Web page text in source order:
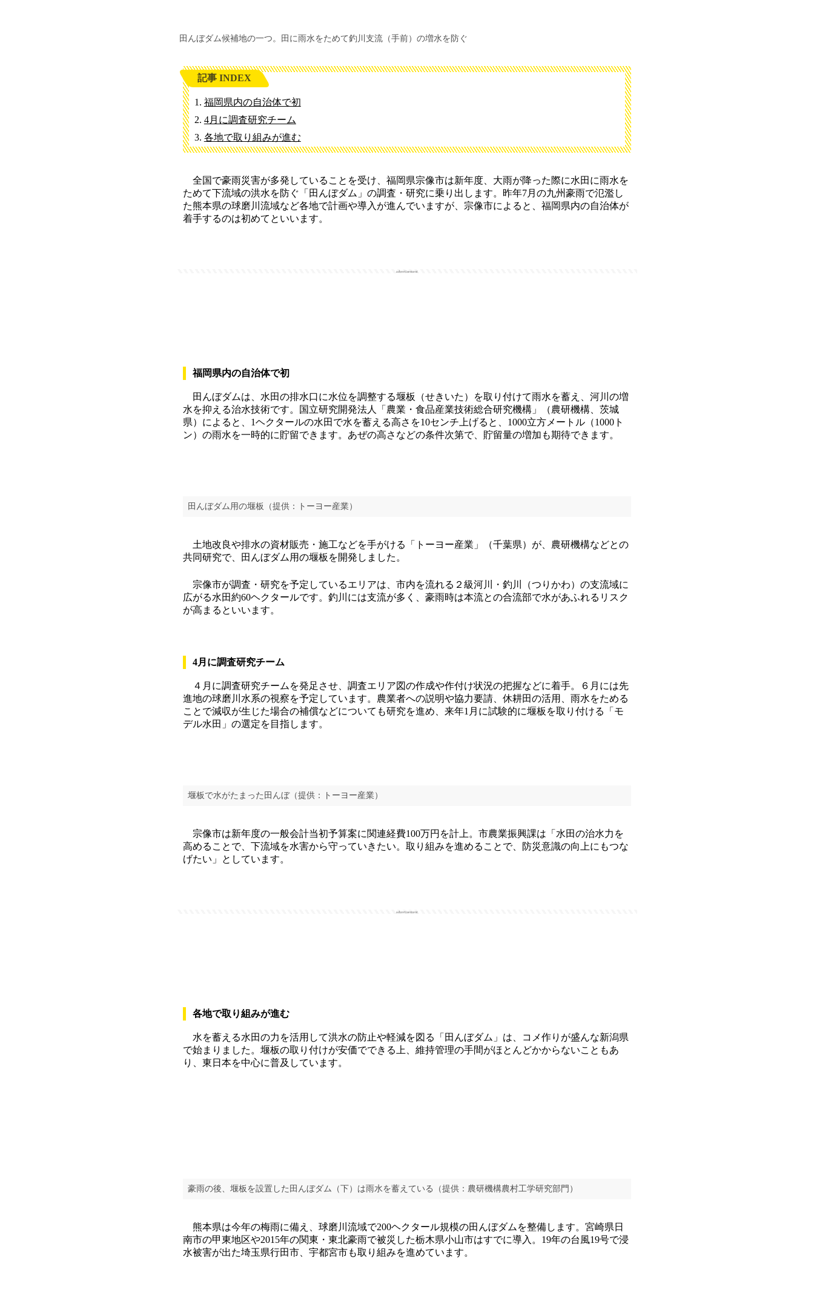
田んぼダム候補地の一つ。田に雨水をためて釣川支流（手前）の増水を防ぐ
記事 INDEX
福岡県内の自治体で初
4月に調査研究チーム
各地で取り組みが進む
全国で豪雨災害が多発していることを受け、福岡県宗像市は新年度、大雨が降った際に水田に雨水を
ためて下流域の洪水を防ぐ「田んぼダム」の調査・研究に乗り出します。昨年7月の九州豪雨で氾濫し
た熊本県の球磨川流域など各地で計画や導入が進んでいますが、宗像市によると、福岡県内の自治体が
着手するのは初めてといいます。
advertisement
福岡県内の自治体で初
田んぼダムは、水田の排水口に水位を調整する堰板（せきいた）を取り付けて雨水を蓄え、河川の増
水を抑える治水技術です。国立研究開発法人「農業・食品産業技術総合研究機構」（農研機構、茨城
県）によると、1ヘクタールの水田で水を蓄える高さを10センチ上げると、1000立方メートル（1000ト
ン）の雨水を一時的に貯留できます。あぜの高さなどの条件次第で、貯留量の増加も期待できます。
田んぼダム用の堰板（提供：トーヨー産業）
土地改良や排水の資材販売・施工などを手がける「トーヨー産業」（千葉県）が、農研機構などとの
共同研究で、田んぼダム用の堰板を開発しました。
宗像市が調査・研究を予定しているエリアは、市内を流れる２級河川・釣川（つりかわ）の支流域に
広がる水田約60ヘクタールです。釣川には支流が多く、豪雨時は本流との合流部で水があふれるリスク
が高まるといいます。
4月に調査研究チーム
４月に調査研究チームを発足させ、調査エリア図の作成や作付け状況の把握などに着手。６月には先
進地の球磨川水系の視察を予定しています。農業者への説明や協力要請、休耕田の活用、雨水をためる
ことで減収が生じた場合の補償などについても研究を進め、来年1月に試験的に堰板を取り付ける「モ
デル水田」の選定を目指します。
堰板で水がたまった田んぼ（提供：トーヨー産業）
宗像市は新年度の一般会計当初予算案に関連経費100万円を計上。市農業振興課は「水田の治水力を
高めることで、下流域を水害から守っていきたい。取り組みを進めることで、防災意識の向上にもつな
げたい」としています。
advertisement
各地で取り組みが進む
水を蓄える水田の力を活用して洪水の防止や軽減を図る「田んぼダム」は、コメ作りが盛んな新潟県
で始まりました。堰板の取り付けが安価でできる上、維持管理の手間がほとんどかからないこともあ
り、東日本を中心に普及しています。
豪雨の後、堰板を設置した田んぼダム（下）は雨水を蓄えている（提供：農研機構農村工学研究部門）
熊本県は今年の梅雨に備え、球磨川流域で200ヘクタール規模の田んぼダムを整備します。宮崎県日
南市の甲東地区や2015年の関東・東北豪雨で被災した栃木県小山市はすでに導入。19年の台風19号で浸
水被害が出た埼玉県行田市、宇都宮市も取り組みを進めています。